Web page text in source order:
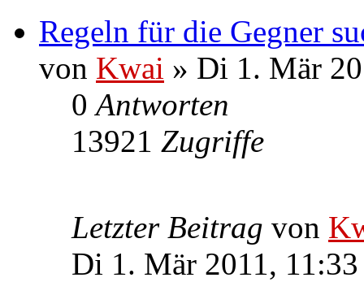
Regeln für die Gegner
von Kwai » Di 1. Mär
0Antworten
13921 Zugriffe
Letzter Beitrag von
Di 1. Mär 2011, 11:33